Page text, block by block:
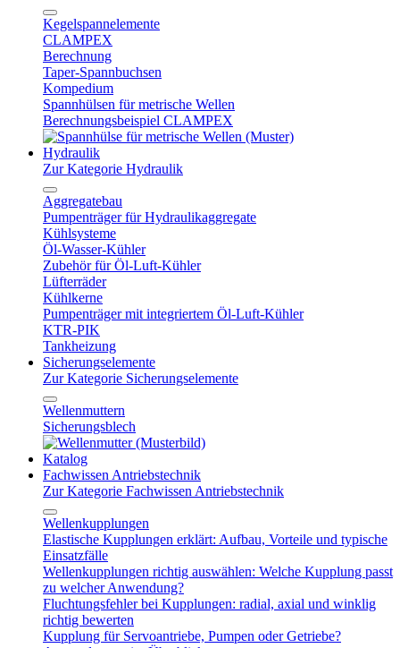
Kegelspannelemente
CLAMPEX
Berechnung
Taper-Spannbuchsen
Kompedium
Spannhülsen für metrische Wellen
Berechnungsbeispiel CLAMPEX
Hydraulik
Zur Kategorie Hydraulik
Aggregatebau
Pumpenträger für Hydraulikaggregate
Kühlsysteme
Öl-Wasser-Kühler
Zubehör für Öl-Luft-Kühler
Lüfterräder
Kühlkerne
Pumpenträger mit integriertem Öl-Luft-Kühler
KTR-PIK
Tankheizung
Sicherungselemente
Zur Kategorie Sicherungselemente
Wellenmuttern
Sicherungsblech
Katalog
Fachwissen Antriebstechnik
Zur Kategorie Fachwissen Antriebstechnik
Wellenkupplungen
Elastische Kupplungen erklärt: Aufbau, Vorteile und typische
Einsatzfälle
Wellenkupplungen richtig auswählen: Welche Kupplung passt
zu welcher Anwendung?
Fluchtungsfehler bei Kupplungen: radial, axial und winklig
richtig bewerten
Kupplung für Servoantriebe, Pumpen oder Getriebe?